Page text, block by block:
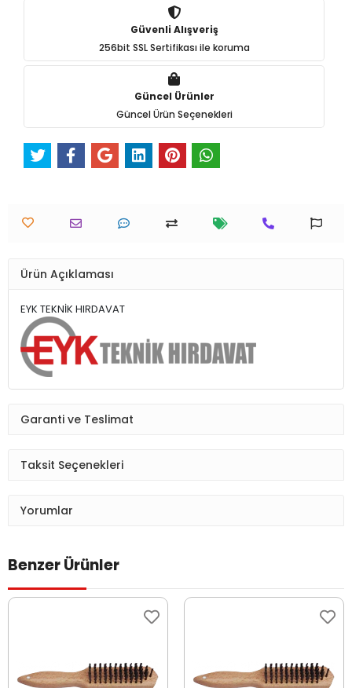
Güvenli Alışveriş
256bit SSL Sertifikası ile koruma
Güncel Ürünler
Güncel Ürün Seçenekleri
Ürün Açıklaması
EYK TEKNİK HIRDAVAT
Garanti ve Teslimat
Taksit Seçenekleri
Yorumlar
Benzer Ürünler